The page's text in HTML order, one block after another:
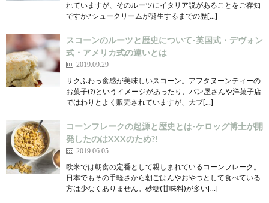
れていますが、そのルーツにイタリア説があることをご存知
ですか? シュークリームが誕生するまでの歴[…]
スコーンのルーツと歴史について-英国式・デヴォン
式・アメリカ式の違いとは
2019.09.29
サクふわっ食感が美味しいスコーン。アフタヌーンティーの
お菓子(?)というイメージがあったり、パン屋さんや洋菓子店
ではわりとよく販売されていますが、大ブ[…]
コーンフレークの起源と歴史とは-ケロッグ博士が開
発したのはXXXのため?!
2019.06.05
欧米では朝食の定番として親しまれているコーンフレーク。
日本でもその手軽さから朝ごはんやおやつとして食べている
方は少なくありません。砂糖(甘味料)が多い[…]